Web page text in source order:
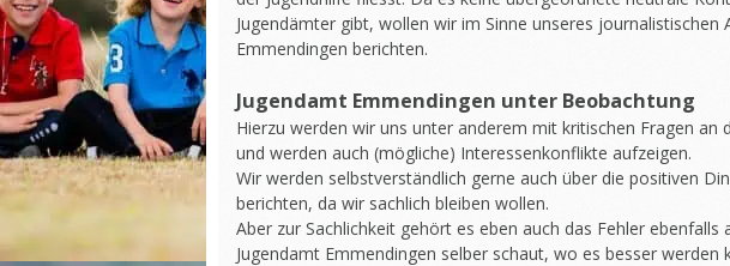
Jugendämter gibt, wollen wir im Sinne unseres journalistischen
Emmendingen berichten.
Jugendamt Emmendingen unter Beobachtung
Hierzu werden wir uns unter anderem mit kritischen Fragen an
und werden auch (mögliche) Interessenkonflikte aufzeigen.
Wir werden selbstverständlich gerne auch über die positiven
berichten, da wir sachlich bleiben wollen.
Aber zur Sachlichkeit gehört es eben auch das Fehler ebenfalls
Jugendamt Emmendingen selber schaut, wo es besser werden